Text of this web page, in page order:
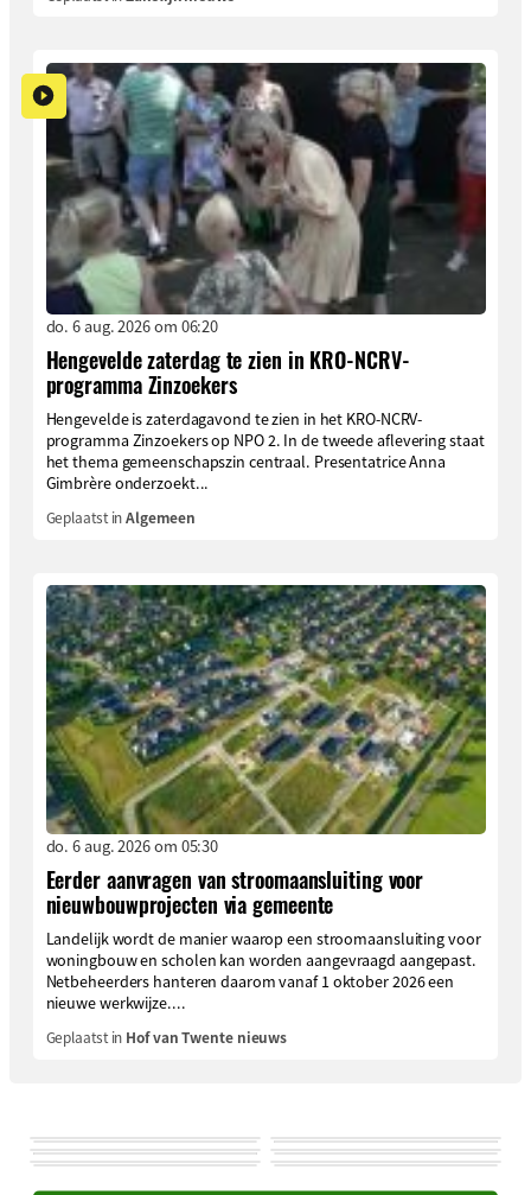
do. 6 aug. 2026 om 06:20
Hengevelde zaterdag te zien in KRO-NCRV-
programma Zinzoekers
Hengevelde is zaterdagavond te zien in het KRO-NCRV-
programma Zinzoekers op NPO 2. In de tweede aflevering staat
het thema gemeenschapszin centraal. Presentatrice Anna
Gimbrère onderzoekt...
Geplaatst inAlgemeen
do. 6 aug. 2026 om 05:30
Eerder aanvragen van stroomaansluiting voor
nieuwbouwprojecten via gemeente
Landelijk wordt de manier waarop een stroomaansluiting voor
woningbouw en scholen kan worden aangevraagd aangepast.
Netbeheerders hanteren daarom vanaf 1 oktober 2026 een
nieuwe werkwijze....
Geplaatst in Hof van Twente nieuws